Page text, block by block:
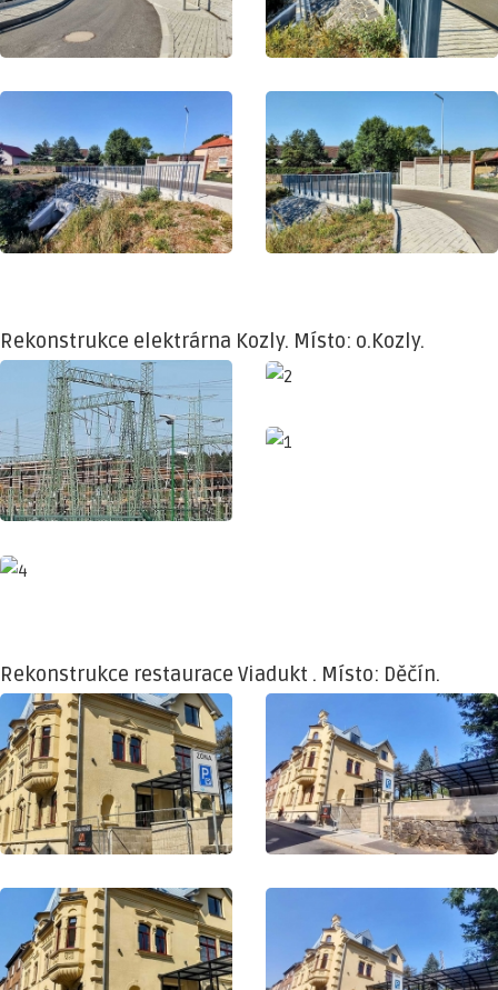
Rekonstrukce elektrárna Kozly. Místo: o.Kozly.
Rekonstrukce restaurace Viadukt . Místo: Děčín.